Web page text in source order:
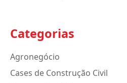
Categorias
Agronegócio
Cases de Construção Civil